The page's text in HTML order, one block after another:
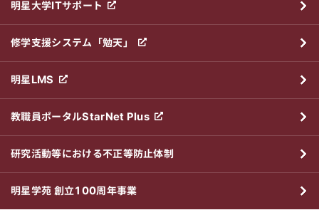
明星大学ITサポート
修学支援システム「勉天」
明星LMS
教職員ポータルStarNet Plus
研究活動等における不正等防止体制
明星学苑 創立100周年事業